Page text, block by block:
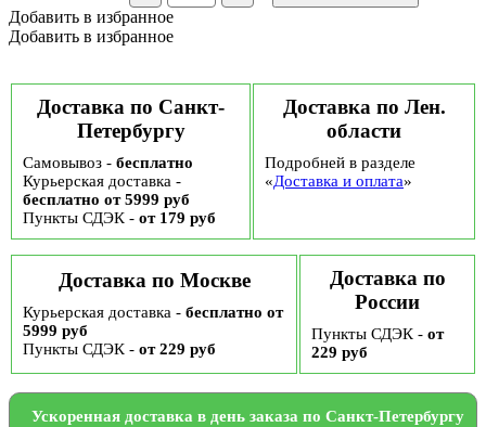
подарочный
с
вырубной
Санкт-
Петербург
вырубной
38*45см
Добавить в избранное
Добавить в избранное
Доставка по Санкт-
Петербургу
Самовывоз - бесплатно
Курьерская доставка -
бесплатно от 5999 руб
Пункты СДЭК - от 179 руб
Доставка по Лен.
области
Подробней в разделе
«Доставка и оплата»
Доставка по Москве
Курьерская доставка - бесплатно от
5999 руб
Пункты СДЭК - от 229 руб
Доставка по
России
Пункты СДЭК - от
229 руб
Ускоренная доставка в день заказа по Санкт-Петербургу